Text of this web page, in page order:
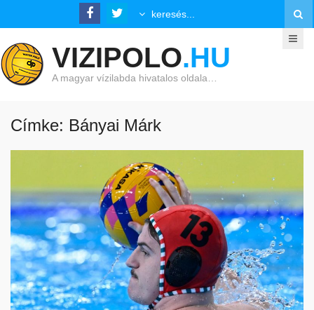
VIZIPOLO.HU
A magyar vízilabda hivatalos oldala…
Címke: Bányai Márk